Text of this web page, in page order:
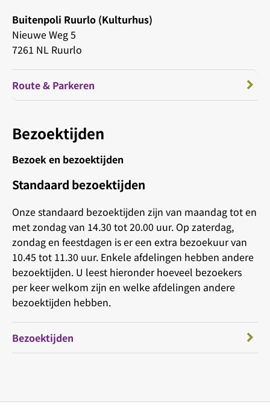
Buitenpoli Ruurlo (Kulturhus)
Nieuwe Weg 5
7261 NL Ruurlo
Route & Parkeren
Bezoektijden
Bezoek en bezoektijden
Standaard bezoektijden
Onze standaard bezoektijden zijn van maandag tot en
met zondag van 14.30 tot 20.00 uur. Op zaterdag,
zondag en feestdagen is er een extra bezoekuur van
10.45 tot 11.30 uur. Enkele afdelingen hebben andere
bezoektijden. U leest hieronder hoeveel bezoekers
per keer welkom zijn en welke afdelingen andere
bezoektijden hebben.
Bezoektijden